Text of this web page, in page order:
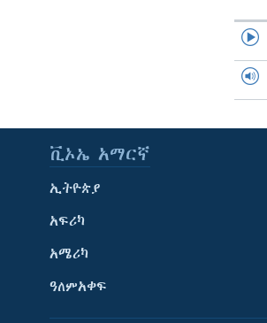
ቪኦኤ አማርኛ
ኢትዮጵያ
አፍሪካ
አሜሪካ
ዓለምአቀፍ